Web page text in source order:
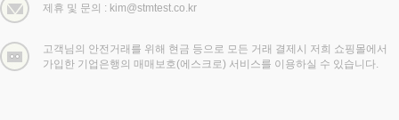
제휴 및 문의 : kim@stmtest.co.kr
고객님의 안전거래를 위해 현금 등으로 모든 거래 결제시 저희 쇼핑몰에서
가입한 기업은행의 매매보호(에스크로) 서비스를 이용하실 수 있습니다.